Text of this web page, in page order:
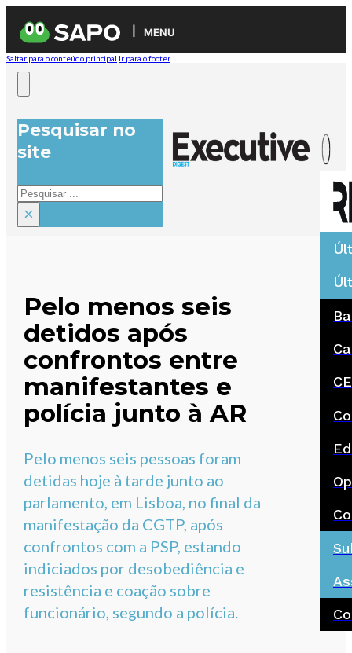
MENU
Saltar para o conteúdo principal Ir para o footer
Pesquisar no
site
Pesquisar
×
Pelo menos seis
detidos após
confrontos entre
manifestantes e
polícia junto à AR
Pelo menos seis pessoas foram
detidas hoje à tarde junto ao
parlamento, em Lisboa, no final da
manifestação da CGTP, após
confrontos com a PSP, estando
indiciados por desobediência e
resistência e coação sobre
funcionário, segundo a polícia.